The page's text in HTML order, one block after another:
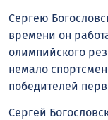
Сергею
времени он
олимпийского
немало
победителей
Сергей